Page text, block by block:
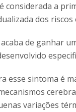
considerada a
dos riscos
acaba de ganhar
esse sintoma é
variações